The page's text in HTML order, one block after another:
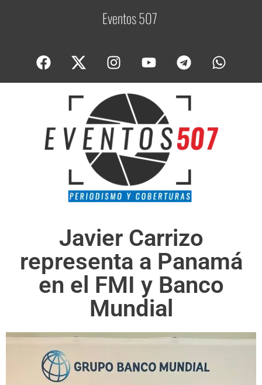
Eventos 507C
Javier Carrizo
representa a Panamá
en el FMI y Banco
Mundial